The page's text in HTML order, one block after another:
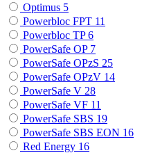
Optimus 5
Powerbloc FPT 11
Powerbloc TP6
PowerSafe OP 7
PowerSafe OPzS 25
PowerSafe OPzV 14
PowerSafe V 28
PowerSafe VF 11
PоwerSafe SBS 19
PоwerSafe SBS EON 16
Red Energy 16